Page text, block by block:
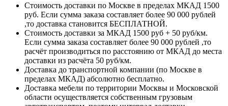
Стоимость доставки по Москве в пределах МКАД 1500
руб. Если сумма заказа составляет более 90 000 рублей
,то доставка становится БЕСПЛАТНОЙ.
Стоимость доставки за МКАД 1500 руб + 50 руб/км.
Если сумма заказа составляет более 90 000 рублей ,то
расчёт производиться по расстоянию от МКАД до места
доставки из расчёта 50 руб/км.
Доставка до транспортной компании (по Москве в
пределах МКАД) абсолютно бесплатно.
Доставка мебели по территории Москвы и Московской
области осуществляется собственным грузовым